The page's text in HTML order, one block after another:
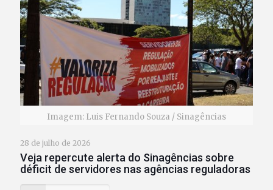
Imagem: Luis Fernando Souza / Sinagências
28 de julho de 2026
Veja repercute alerta do Sinagências sobre
déficit de servidores nas agências reguladoras